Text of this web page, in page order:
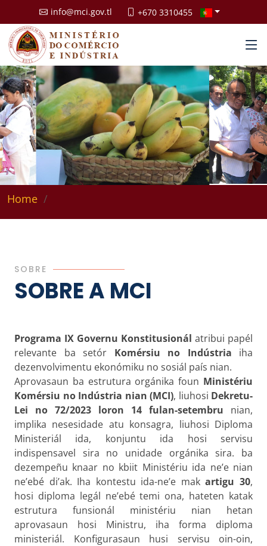
info@mci.gov.tl +670 3310455
Home
SOBRE
SOBRE A MCI
Programa IX Governu Konstitusionál atribui papél
relevante ba setór Komérsiu no Indústria iha
dezenvolvimentu ekonómiku no sosiál país nian.
Aprovasaun ba estrutura orgánika foun Ministériu
Komérsiu no Indústria nian (MCI), liuhosi Dekretu-
Lei no 72/2023 loron 14 fulan-setembru nian,
implika nesesidade atu konsagra, liuhosi Diploma
Ministeriál ida, konjuntu ida hosi servisu
indispensavel sira no unidade orgánika sira. ba
dezempeñu knaar no kbiit Ministériu ida ne’e nian
ne’ebé di’ak. Iha kontestu ida-ne’e makartigu 30,
hosi diploma legál ne’ebé temi ona, hateten katak
estrutura funsionál ministériu nian hetan
aprovasaun hosi Ministru, iha forma diploma
ministeriál. Konfigurasaun husi servisu oin-oin,